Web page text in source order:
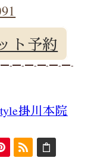
ト予約
━-━-━-━-━-
掛川本院